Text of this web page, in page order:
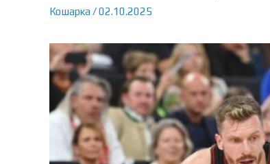
Кошарка /02.10.2025